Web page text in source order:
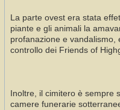
La parte ovest era stata
piante e gli animali la
profanazione e vandalismo,
controllo dei Friends of
Inoltre, il cimitero è sempre
camere funerarie